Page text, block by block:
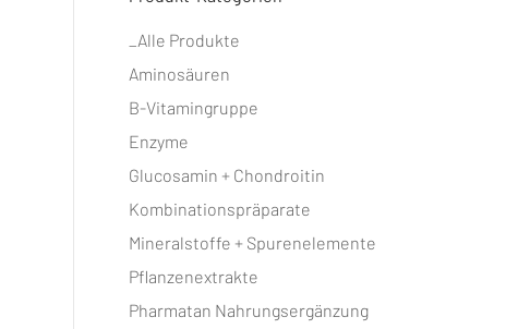
_Alle Produkte
Aminosäuren
B-Vitamingruppe
Enzyme
Glucosamin + Chondroitin
Kombinationspräparate
Mineralstoffe + Spurenelemente
Pflanzenextrakte
Pharmatan Nahrungsergänzung